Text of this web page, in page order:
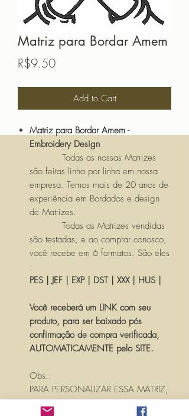
Matriz para Bordar Amem
R$9.50Price
Add to Cart
Matriz para Bordar Amem -
Embroidery Design
Todas as nossas Matrizes
são feitas linha por linha em nossa
empresa. Temos mais de 20 anos de
experiência em Bordados e design
de Matrizes.
Todas as Matrizes vendidas
são testadas, e ao comprar conosco,
você recebe em 6 formatos. São eles
:
PES | JEF | EXP | DST | XXX | HUS |
Você receberá um LINK com seu
produto, para ser baixado pós
confirmação de compra verificada,
AUTOMATICAMENTE pelo SITE.
Obs.:
PARA PERSONALIZAR ESSA MATRIZ,
ACRESCENTANDO TEXTOS OU